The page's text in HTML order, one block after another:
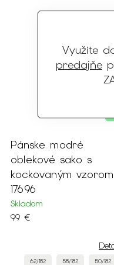
Využite
predajňe
Pánske modré
oblekové sako s
kockovaným vzorom
17696
Skladom
99 €
62/182 58/182 50/182